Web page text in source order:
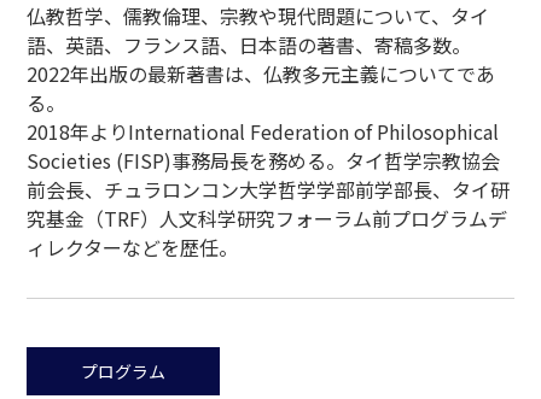
プログラム
仏教哲学、儒教倫理、宗教や現代問題について、タイ
語、英語、フランス語、日本語の著書、寄稿多数。
2022年出版の最新著書は、仏教多元主義についてであ
る。
2018年よりInternational Federation of Philosophical
Societies (FISP)事務局長を務める。タイ哲学宗教協会
前会長、チュラロンコン大学哲学学部前学部長、タイ研
究基金（TRF）人文科学研究フォーラム前プログラムデ
ィレクターなどを歴任。